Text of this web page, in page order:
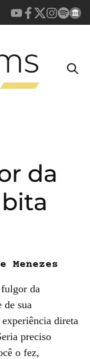
da
da
de sua
experiência direta
preciso
o fez,